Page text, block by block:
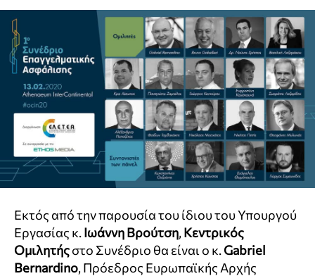
Εκτός από την παρουσία του ίδιου του Υπουργού
Εργασίας κ.Ιωάννη Βρούτση, Κεντρικός
Ομιλητήςστο Συνέδριο θα είναι ο κ.Gabriel
Bernardino, Πρόεδρος Ευρωπαϊκής Αρχής